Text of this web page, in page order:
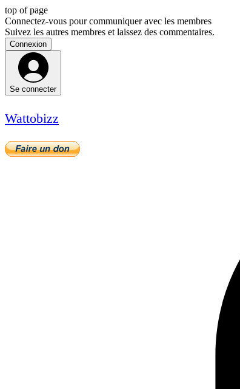
top of page
Connectez-vous pour communiquer avec les membres
Suivez les autres membres et laissez des commentaires.
Connexion
Se connecter
Wattobizz